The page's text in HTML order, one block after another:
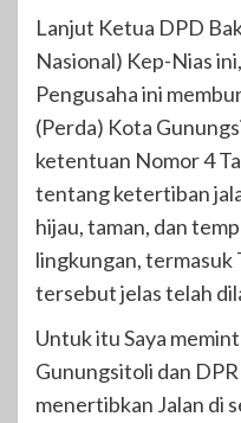
Lanjut Ketua DPD
Nasional) Kep-Nias
Pengusaha ini
(Perda) Kota
ketentuan Nomor 4
tentang ketertiban
hijau, taman, dan
lingkungan, termasuk
tersebut jelas telah
Untuk itu Saya
Gunungsitoli dan
menertibkan Jalan di